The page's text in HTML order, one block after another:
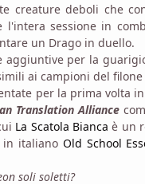
creature deboli che
sessione in
un Drago in duello.
per la
ai campioni del filone
per la prima volta
Translation Alliance
La Scatola Bianca è un
in italiano Old School
soli soletti?